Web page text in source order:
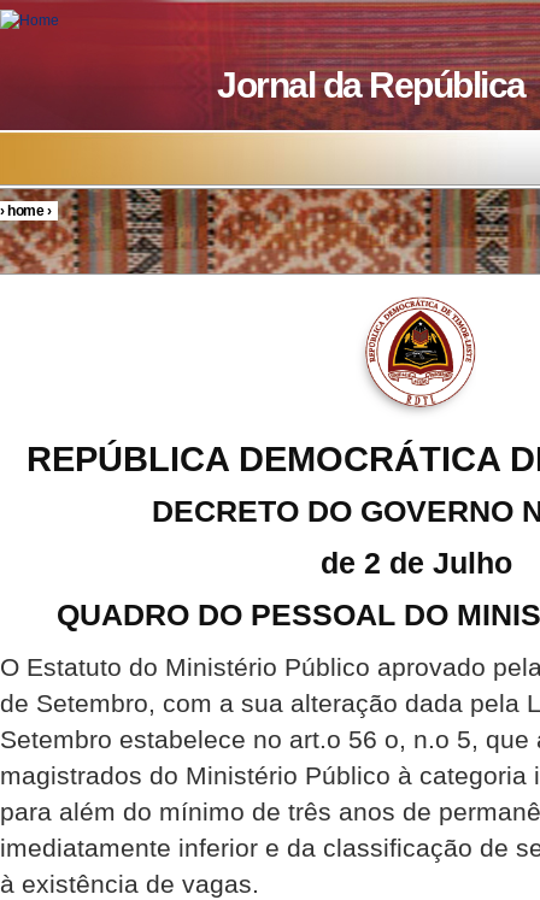
Skip to main content
Jornal da República
You are here
›home›
REPÚBLICA DEMOCRÁTICA
DECRETO DO GOVERNO
de 2 de Julho
QUADRO DO PESSOAL DO
O Estatuto do Ministério Público aprovado
de Setembro, com a sua alteração dada pela
Setembro estabelece no art.o 56 o, n.o 5, que
magistrados do Ministério Público à categoria
para além do mínimo de três anos de
imediatamente inferior e da classificação de
à existência de vagas.